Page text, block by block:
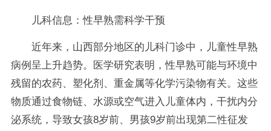
儿科信息：性早熟需科学干预
近年来，山西部分地区的儿科门诊中，儿童性早熟
病例呈上升趋势。医学研究表明，性早熟可能与环境中
残留的农药、塑化剂、重金属等化学污染物有关。这些
物质通过食物链、水源或空气进入儿童体内，干扰内分
泌系统，导致女孩8岁前、男孩9岁前出现第二性征发